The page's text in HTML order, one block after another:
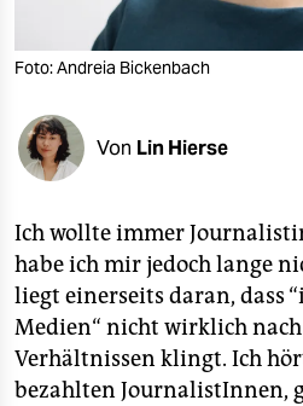
fragen & hilfe
abo
epaper login
Foto: Andreia Bickenbach
Von Lin Hierse
Ich wollte immer
habe ich mir jedoch lange
liegt einerseits daran, dass
Medien“ nicht wirklich
Verhältnissen klingt. Ich
bezahlten JournalistInnen,